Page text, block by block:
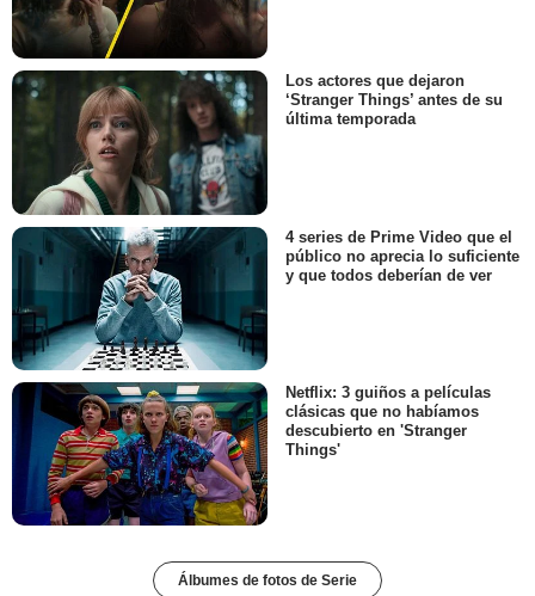
Los actores que dejaron
‘Stranger Things’ antes de su
última temporada
4 series de Prime Video que el
público no aprecia lo suficiente
y que todos deberían de ver
Netflix: 3 guiños a películas
clásicas que no habíamos
descubierto en 'Stranger
Things'
Álbumes de fotos de Serie